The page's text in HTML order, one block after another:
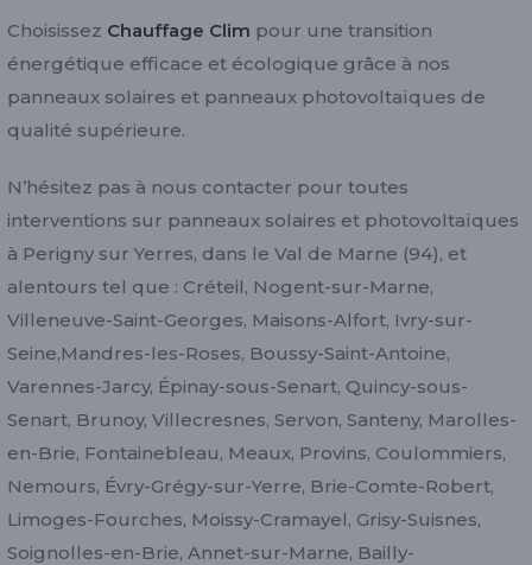
Choisissez Chauffage Clim pour une transition
énergétique efficace et écologique grâce à nos
panneaux solaires et panneaux photovoltaïques de
qualité supérieure.
N’hésitez pas à nous contacter pour toutes
interventions sur panneaux solaires et photovoltaïques
à Perigny sur Yerres, dans le Val de Marne (94), et
alentours tel que : Créteil, Nogent-sur-Marne,
Villeneuve-Saint-Georges, Maisons-Alfort, Ivry-sur-
Seine,Mandres-les-Roses, Boussy-Saint-Antoine,
Varennes-Jarcy, Épinay-sous-Senart, Quincy-sous-
Senart, Brunoy, Villecresnes, Servon, Santeny, Marolles-
en-Brie, Fontainebleau, Meaux, Provins, Coulommiers,
Nemours, Évry-Grégy-sur-Yerre, Brie-Comte-Robert,
Limoges-Fourches, Moissy-Cramayel, Grisy-Suisnes,
Soignolles-en-Brie, Annet-sur-Marne, Bailly-